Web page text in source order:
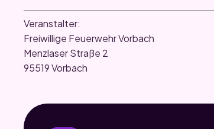
Veranstalter:
Freiwillige Feuerwehr Vorbach
Menzlaser Straße 2
95519 Vorbach